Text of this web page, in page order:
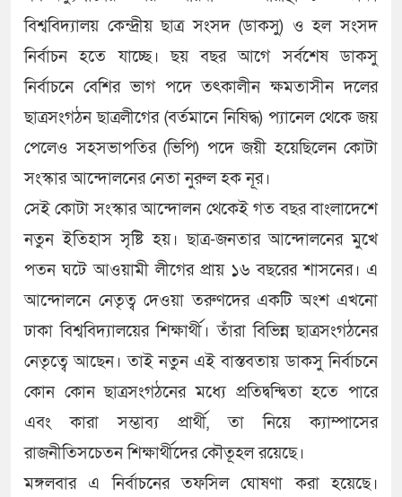
বিশ্ববিদ্যালয় কেন্দ্রীয় ছাত্র সংসদ (ডাকসু) ও হল সংসদ
নির্বাচন হতে যাচ্ছে। ছয় বছর আগে সর্বশেষ ডাকসু
নির্বাচনে বেশির ভাগ পদে তৎকালীন ক্ষমতাসীন দলের
ছাত্রসংগঠন ছাত্রলীগের (বর্তমানে নিষিদ্ধ) প্যানেল থেকে জয়
পেলেও সহসভাপতির (ভিপি) পদে জয়ী হয়েছিলেন কোটা
সংস্কার আন্দোলনের নেতা নুরুল হক নূর।
সেই কোটা সংস্কার আন্দোলন থেকেই গত বছর বাংলাদেশে
নতুন ইতিহাস সৃষ্টি হয়। ছাত্র-জনতার আন্দোলনের মুখে
পতন ঘটে আওয়ামী লীগের প্রায় ১৬ বছরের শাসনের। এ
আন্দোলনে নেতৃত্ব দেওয়া তরুণদের একটি অংশ এখনো
ঢাকা বিশ্ববিদ্যালয়ের শিক্ষার্থী। তাঁরা বিভিন্ন ছাত্রসংগঠনের
নেতৃত্বে আছেন। তাই নতুন এই বাস্তবতায় ডাকসু নির্বাচনে
কোন কোন ছাত্রসংগঠনের মধ্যে প্রতিদ্বন্দ্বিতা হতে পারে
এবং কারা সম্ভাব্য প্রার্থী, তা নিয়ে ক্যাম্পাসের
রাজনীতিসচেতন শিক্ষার্থীদের কৌতূহল রয়েছে।
মঙ্গলবার এ নির্বাচনের তফসিল ঘোষণা করা হয়েছে।